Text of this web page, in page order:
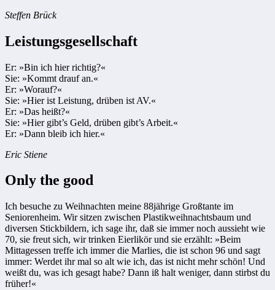
Steffen Brück
Leistungsgesellschaft
Er: »Bin ich hier richtig?«
Sie: »Kommt drauf an.«
Er: »Worauf?«
Sie: »Hier ist Leistung, drüben ist AV.«
Er: »Das heißt?«
Sie: »Hier gibt’s Geld, drüben gibt’s Arbeit.«
Er: »Dann bleib ich hier.«
Eric Stiene
Only the good
Ich besuche zu Weihnachten meine 88jährige Großtante im
Seniorenheim. Wir sitzen zwischen Plastikweihnachtsbaum und
diversen Stickbildern, ich sage ihr, daß sie immer noch aussieht wie
70, sie freut sich, wir trinken Eierlikör und sie erzählt: »Beim
Mittagessen treffe ich immer die Marlies, die ist schon 96 und sagt
immer: Werdet ihr mal so alt wie ich, das ist nicht mehr schön! Und
weißt du, was ich gesagt habe? Dann iß halt weniger, dann stirbst du
früher!«